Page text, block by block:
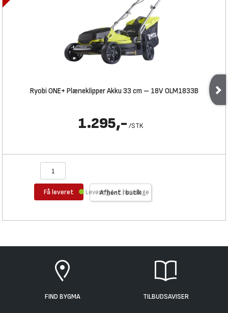
Ryobi ONE+ Plæneklipper Akku 33 cm – 18V OLM1833B
1.295,- /STK
Få leveret Afhent i butik
Levering 1-2 hverdage
FIND BYGMA TILBUDSAVISER